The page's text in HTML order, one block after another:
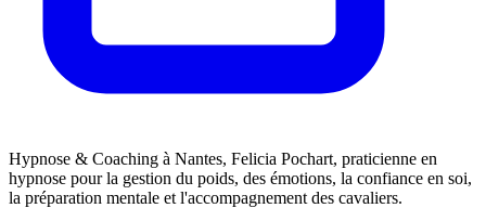
Hypnose & Coaching à Nantes, Felicia Pochart, praticienne en
hypnose pour la gestion du poids, des émotions, la confiance en soi,
la préparation mentale et l'accompagnement des cavaliers.